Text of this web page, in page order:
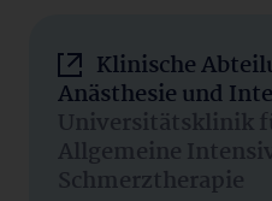
Klinische
Anästhesie und
Universitätsklinik
Allgemeine
Schmerztherapie